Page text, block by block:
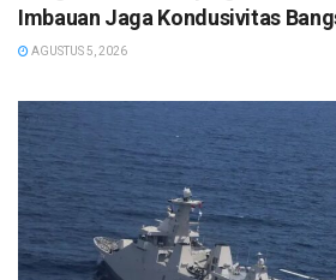
Imbauan Jaga Kondusivitas
AGUSTUS 5, 2026